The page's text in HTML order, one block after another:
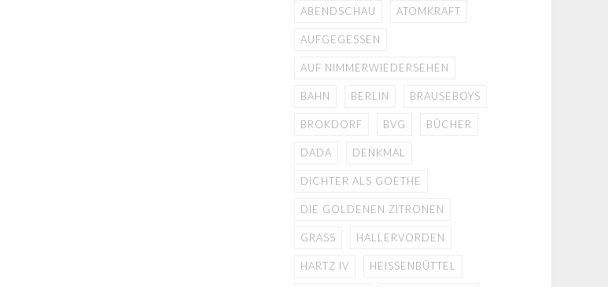
ABENDSCHAU ATOMKRAFT
AUFGEGESSEN
AUF NIMMERWIEDERSEHEN
BAHN BERLIN BRAUSEBOYS
BROKDORF BVG BÜCHER
DADA DENKMAL
DICHTER ALS GOETHE
DIE GOLDENEN ZITRONEN
GRASS HALLERVORDEN
HARTZ IV HEISSENBÜTTEL